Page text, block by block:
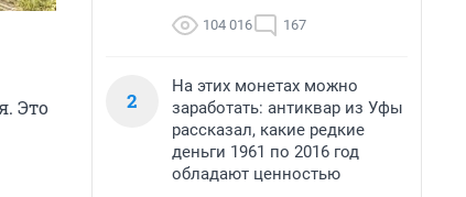
Это
104 016 167
2
На этих монетах можно
заработать: антиквар из Уфы
рассказал, какие редкие
деньги 1961 по 2016 год
обладают ценностью